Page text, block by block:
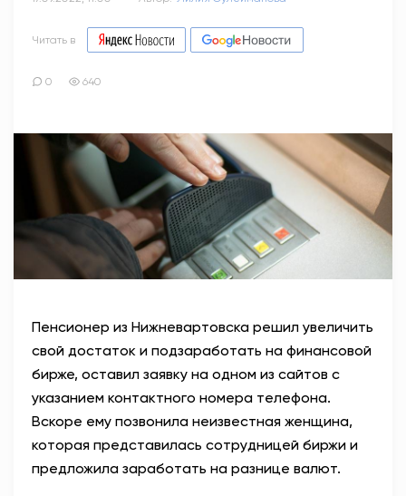
Читать в
0 640
Пенсионер из Нижневартовска решил увеличить
свой достаток и подзаработать на финансовой
бирже, оставил заявку на одном из сайтов с
указанием контактного номера телефона.
Вскоре ему позвонила неизвестная женщина,
которая представилась сотрудницей биржи и
предложила заработать на разнице валют.